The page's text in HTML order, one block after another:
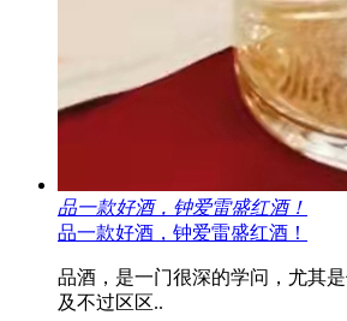
品一款好酒，钟爱雷盛红酒！
品一款好酒，钟爱雷盛红酒！
品酒，是一门很深的学问，尤其
及不过区区..